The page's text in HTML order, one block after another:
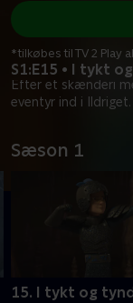
S1:E15 • I tykt
Efter et skænderi
eventyr ind i Ildriget.
*tilkøbes til TV 2 Play
Sæson 1
15. I tykt og